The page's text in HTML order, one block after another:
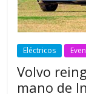
Eléctricos
Volvo
mano de